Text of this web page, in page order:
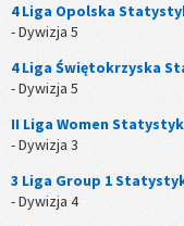
4 Liga Opolska
- Dywizja 5
4 Liga Świętokrzyska
- Dywizja 5
II Liga Women
- Dywizja 3
3 Liga Group 1
- Dywizja 4